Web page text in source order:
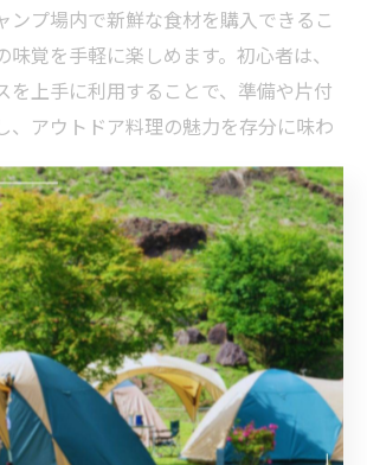
ンプ場内で新鮮な食材を購入できるこ
味覚を手軽に楽しめます。初心者は、
を上手に利用することで、準備や片付
、アウトドア料理の魅力を存分に味わ
具選びと持ち物チェックリスト
全に楽しむには、正しい道具選びと持
欠です。理由は、調理中の事故や忘れ
。具体的には、火を使う調理器具は安
、耐熱グローブや消火用の水を用意し
板、クーラーボックスなどの基本調理
プし、出発前にチェックしましょう。